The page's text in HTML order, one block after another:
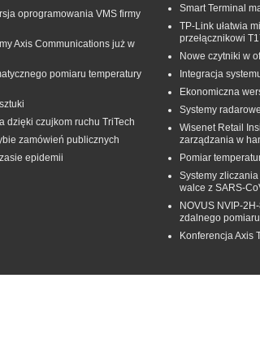
oprogramowania VMS firmy
Axis Communications już w
pomiaru temperatury
dzięki czujkom ruchu TriTech
zamówień publicznych
epidemii
Smart Terminal
TP-Link ułatwia
przełącznikowi
Nowe czytniki w
Integracja
Ekonomiczna
Systemy
Wisenet Retail
zarządzania w
Pomiar
Systemy
walce z SARS-
NOVUS NVIP-
zdalnego
Konferencja Axis